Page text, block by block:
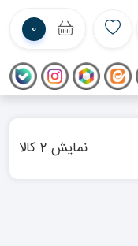
0
نمایش 2 کالا